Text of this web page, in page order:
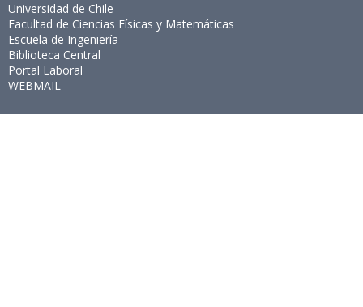
Universidad de Chile
Facultad de Ciencias Físicas y Matemáticas
Escuela de Ingeniería
Biblioteca Central
Portal Laboral
WEBMAIL